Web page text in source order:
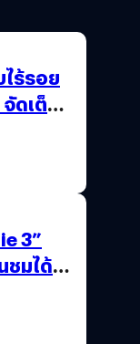
ร้รอย
ดเต็ม
3”
ชมได้